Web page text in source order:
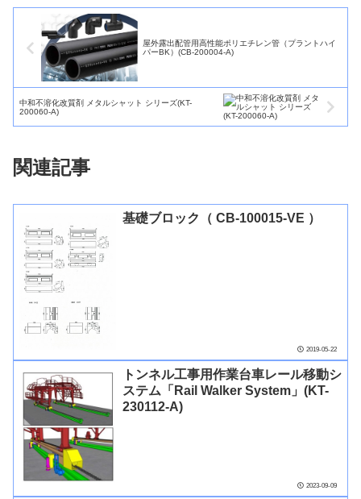
屋外露出配管用高性能ポリエチレン管（プラントハイ
パーBK）(CB-200004-A)
中和不溶化改質剤 メタルシャット シリーズ(KT-
200060-A)
関連記事
基礎ブロック（ CB-100015-VE ）
2019-05-22
トンネル工事用作業台車レール移動シ
ステム「Rail Walker System」(KT-
230112-A)
2023-09-09